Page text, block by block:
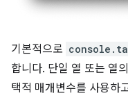
기본적으로
합니다. 단일 열 또는 열
택적 매개변수를 사용하